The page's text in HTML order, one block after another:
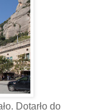
Dotarło do